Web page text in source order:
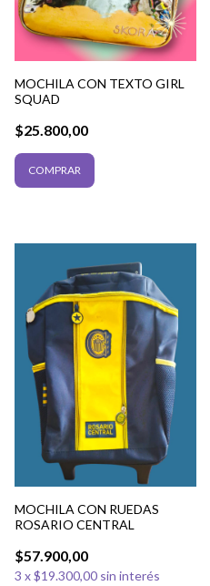
MOCHILA CON TEXTO GIRL
SQUAD
$25.800,00
MOCHILA CON RUEDAS
ROSARIO CENTRAL
$57.900,00
3 x$19.300,00 sin interés